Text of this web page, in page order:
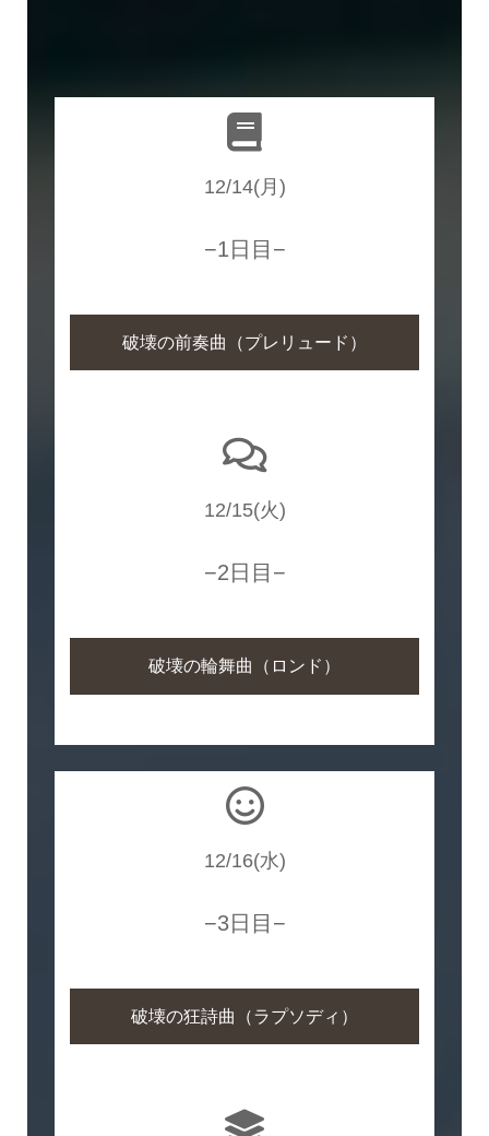
12/14(月)
−1日目−
破壊の前奏曲（プレリュード）
12/15(火)
−2日目−
破壊の輪舞曲（ロンド）
12/16(水)
−3日目−
破壊の狂詩曲（ラプソディ）